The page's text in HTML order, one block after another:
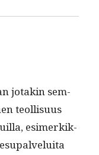
jotakin sem­
teol­lisu­us
esimerkik­